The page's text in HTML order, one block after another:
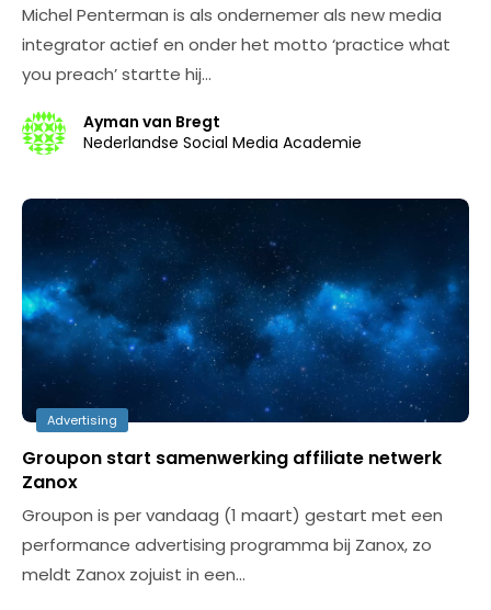
Michel Penterman is als ondernemer als new media
integrator actief en onder het motto ‘practice what
you preach’ startte hij…
Ayman van Bregt
Nederlandse Social Media Academie
Advertising
Groupon start samenwerking affiliate netwerk
Zanox
Groupon is per vandaag (1 maart) gestart met een
performance advertising programma bij Zanox, zo
meldt Zanox zojuist in een…